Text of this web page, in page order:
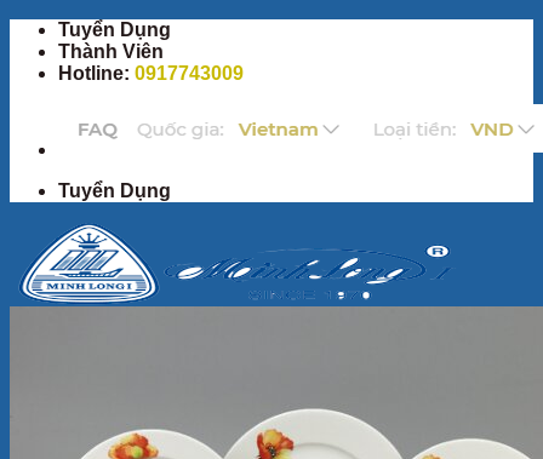
Chuyển
đến
Tuyển Dụng
Thành Viên
Hotline: 0917743009
Tuyển Dụng